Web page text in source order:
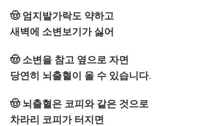
🤠 엄지발가락도 약하고
새벽에 소변보기가 싫어
🤠 소변을 참고 옆으로 자면
당연히 뇌출혈이 올 수 있습니다.
🤠 뇌출혈은 코피와 같은 것으로
차라리 코피가 터지면